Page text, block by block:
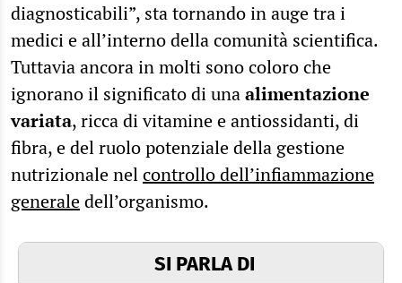
diagnosticabili”, sta tornando in auge tra i
medici e all’interno della comunità scientifica.
Tuttavia ancora in molti sono coloro che
ignorano il significato di unaalimentazione
variata, ricca di vitamine e antiossidanti, di
fibra, e del ruolo potenziale della gestione
nutrizionale nelcontrollo dell’infiammazione
generaledell’organismo.
SI PARLA DI